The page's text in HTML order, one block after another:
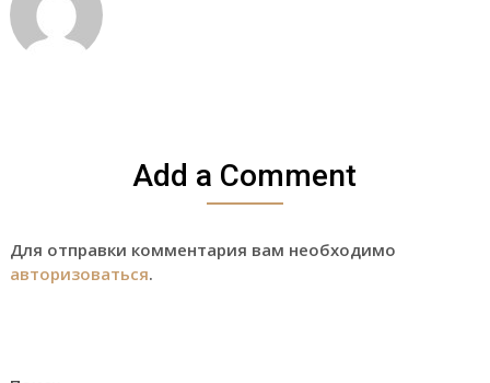
Add a Comment
Для отправки комментария вам необходимо
авторизоваться.